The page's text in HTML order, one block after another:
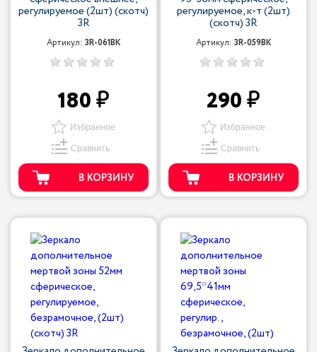
регулируемое (2шт) (скотч)
3R
Артикул: 3R-061BK
180
Избранное
Сравнить
В КОРЗИНУ
регулируемое, к-т (2шт)
(скотч) 3R
Артикул: 3R-059BK
290
Избранное
Сравнить
В КОРЗИНУ